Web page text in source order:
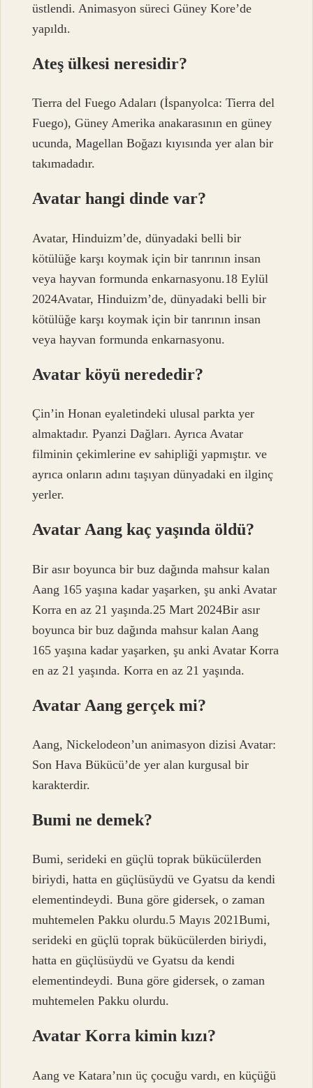
üstlendi. Animasyon süreci Güney Kore’de
yapıldı.
Ateş ülkesi neresidir?
Tierra del Fuego Adaları (İspanyolca: Tierra del
Fuego), Güney Amerika anakarasının en güney
ucunda, Magellan Boğazı kıyısında yer alan bir
takımadadır.
Avatar hangi dinde var?
Avatar, Hinduizm’de, dünyadaki belli bir
kötülüğe karşı koymak için bir tanrının insan
veya hayvan formunda enkarnasyonu.18 Eylül
2024Avatar, Hinduizm’de, dünyadaki belli bir
kötülüğe karşı koymak için bir tanrının insan
veya hayvan formunda enkarnasyonu.
Avatar köyü nerededir?
Çin’in Honan eyaletindeki ulusal parkta yer
almaktadır. Pyanzi Dağları. Ayrıca Avatar
filminin çekimlerine ev sahipliği yapmıştır. ve
ayrıca onların adını taşıyan dünyadaki en ilginç
yerler.
Avatar Aang kaç yaşında öldü?
Bir asır boyunca bir buz dağında mahsur kalan
Aang 165 yaşına kadar yaşarken, şu anki Avatar
Korra en az 21 yaşında.25 Mart 2024Bir asır
boyunca bir buz dağında mahsur kalan Aang
165 yaşına kadar yaşarken, şu anki Avatar Korra
en az 21 yaşında. Korra en az 21 yaşında.
Avatar Aang gerçek mi?
Aang, Nickelodeon’un animasyon dizisi Avatar:
Son Hava Bükücü’de yer alan kurgusal bir
karakterdir.
Bumi ne demek?
Bumi, serideki en güçlü toprak bükücülerden
biriydi, hatta en güçlüsüydü ve Gyatsu da kendi
elementindeydi. Buna göre gidersek, o zaman
muhtemelen Pakku olurdu.5 Mayıs 2021Bumi,
serideki en güçlü toprak bükücülerden biriydi,
hatta en güçlüsüydü ve Gyatsu da kendi
elementindeydi. Buna göre gidersek, o zaman
muhtemelen Pakku olurdu.
Avatar Korra kimin kızı?
Aang ve Katara’nın üç çocuğu vardı, en küçüğü